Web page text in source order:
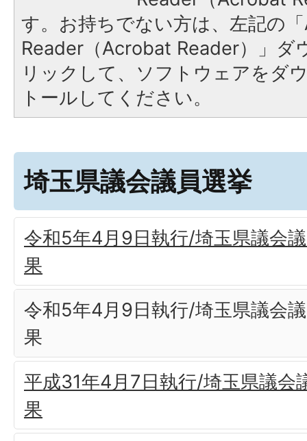
す。お持ちでない方は、左記の
Reader（Acrobat Reader）」ダ
リックして、ソフトウェアをダ
トールしてください。
埼玉県議会議員選挙
令和5年4月9日執行/埼玉県議会
果
令和5年4月9日執行/埼玉県議会
果
平成31年4月7日執行/埼玉県議会
果